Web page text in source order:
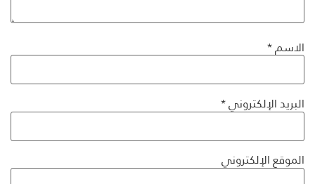
الاسم*
البريد الإلكتروني*
الموقع الإلكتروني